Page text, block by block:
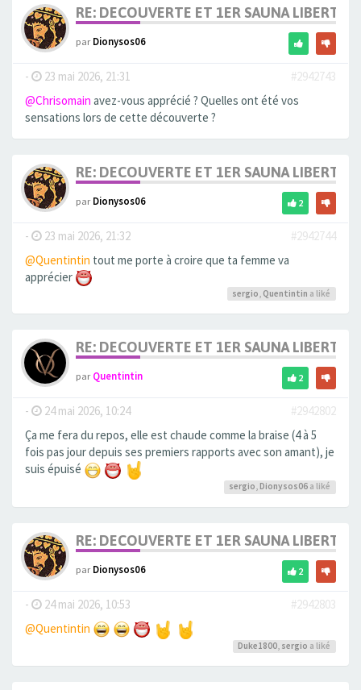
RE: DECOUVERTE ET 1ER SAUNA LIBERTIN
parDionysos06
- 23 mai 2026, 21:31
#2942743
@Chrisomain avez-vous apprécié ? Quelles ont été vos
sensations lors de cette découverte ?
RE: DECOUVERTE ET 1ER SAUNA LIBERTIN
parDionysos06 2
- 23 mai 2026, 21:32
#2942744
@Quentintin tout me porte à croire que ta femme va
apprécier
sergio Quentintin a liké
RE: DECOUVERTE ET 1ER SAUNA LIBERTIN
parQuentintin 2
- 24 mai 2026, 10:24
#2942802
Ça me fera du repos, elle est chaude comme la braise (4 à 5
fois pas jour depuis ses premiers rapports avec son amant), je
suis épuisé
sergio, Dionysos06 a liké
RE: DECOUVERTE ET 1ER SAUNA LIBERTIN
parDionysos06 2
- 24 mai 2026, 10:53
#2942803
@Quentintin
Duke1800, sergio a liké